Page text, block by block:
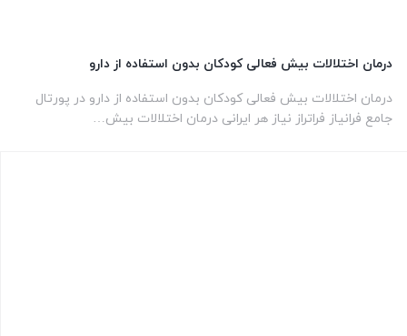
درمان اختلالات بیش فعالی کودکان بدون استفاده از دارو
درمان اختلالات بیش فعالی کودکان بدون استفاده از دارو در پورتال
جامع فرانیاز فراتراز نیاز هر ایرانی درمان اختلالات بیش…